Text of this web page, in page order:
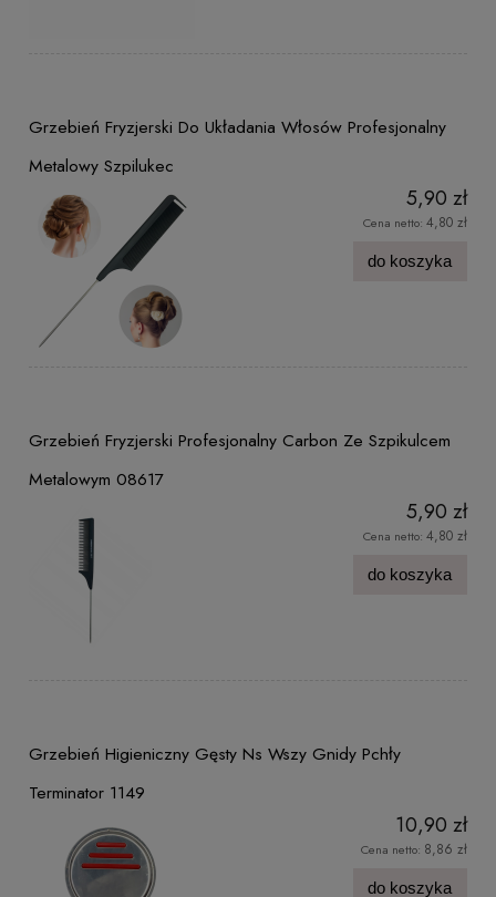
Grzebień Fryzjerski Do Układania Włosów Profesjonalny
Metalowy Szpilukec
5,90 zł
Cena netto: 4,80 zł
do koszyka
Grzebień Fryzjerski Profesjonalny Carbon Ze Szpikulcem
Metalowym 08617
5,90 zł
Cena netto: 4,80 zł
do koszyka
Grzebień Higieniczny Gęsty Ns Wszy Gnidy Pchły
Terminator 1149
10,90 zł
Cena netto: 8,86 zł
do koszyka